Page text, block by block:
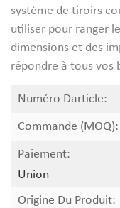
système de tiroirs
utiliser pour ranger
dimensions et des
répondre à tous vos
Numéro Darticle:
Commande (MOQ):
Paiement:
Union
Origine Du Produit: